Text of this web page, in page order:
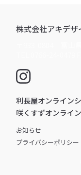
株式会社アキデザ
利長屋オンライン
咲くすずオンライ
お知らせ
プライバシーポリシー